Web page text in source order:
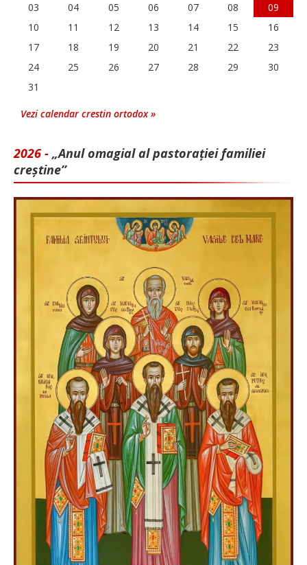
03
04 05 06 07 08
09
10
11 12 13 14 15
16
17
18 19 20 21 22
23
24
25 26 27 28 29
30
31
Vezi calendar crestin ortodox »
2026 - „Anul omagial al pastorației familiei
creștine”